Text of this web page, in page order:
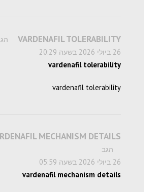
VARDENAFIL TOLERABILITY
26 ביולי 2026 בשעה 20:29
vardenafil tolerability
vardenafil tolerability
MECHANISM DETAILS
הגב
26 ביולי 2026 בשעה 05:59
vardenafil mechanism details